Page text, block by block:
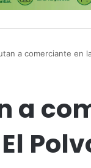
a comerciante en
a